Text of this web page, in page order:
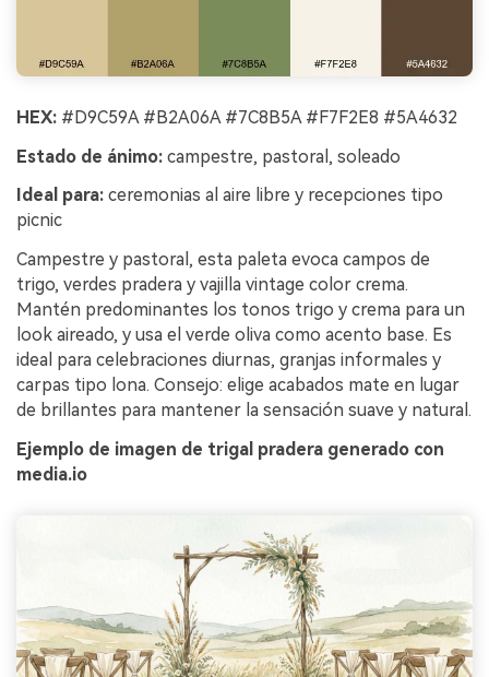
HEX: #D9C59A #B2A06A #7C8B5A #F7F2E8 #5A4632
Estado de ánimo: campestre, pastoral, soleado
Ideal para: ceremonias al aire libre y recepciones tipo
picnic
Campestre y pastoral, esta paleta evoca campos de
trigo, verdes pradera y vajilla vintage color crema.
Mantén predominantes los tonos trigo y crema para un
look aireado, y usa el verde oliva como acento base. Es
ideal para celebraciones diurnas, granjas informales y
carpas tipo lona. Consejo: elige acabados mate en lugar
de brillantes para mantener la sensación suave y natural.
Ejemplo de imagen de trigal pradera generado con
media.io